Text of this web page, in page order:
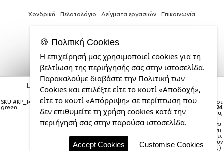
Land Rover, Στολίδι Χριστουγεννιάτικη μπάλα
δένδρου διάφανη με πράσινο γέμισμα 8cm
SKU #KP_14607_xmas-ball-clear-
green
Η παραγγελία σας θα παραδοθεί σε
courier έως την Δευτέρα 24
Αυγούστου,
Σημείωση:Η παράδοση στο courier είναι
εκτιμώμενη.
1–3 εργάσιμες
ημέρες (ενδέχεται να υπάρξουν
καθυστερήσεις).
Χονδρική Πελατολόγιο Δείγματα εργασιών Επικοινωνία
Θέλεις
και
εσύ
μια
επαγγελματική
ιστοσελίδα;
από
την
CDL.gr
🍪 Πολιτική Cookies
Η επιχείρησή μας χρησιμοποιεί cookies για τη
βελτίωση της περιήγησής σας στην ιστοσελίδα.
Παρακαλούμε διαβάστε την Πολιτική των
Cookies και επιλέξτε είτε το κουτί «Αποδοχή»,
είτε το κουτί «Απόρριψη» σε περίπτωση που
δεν επιθυμείτε τη χρήση cookies κατά την
περιήγησή σας στην παρούσα ιστοσελίδα.
Accept Cookies Customise Cookies